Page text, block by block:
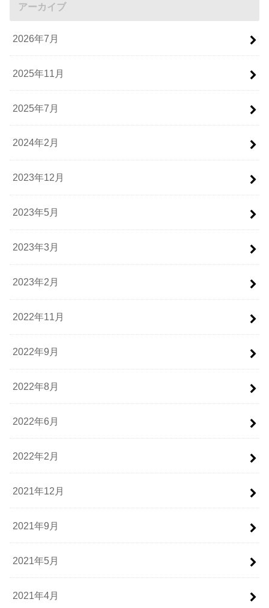
アーカイブ
2026年7月
2025年11月
2025年7月
2024年2月
2023年12月
2023年5月
2023年3月
2023年2月
2022年11月
2022年9月
2022年8月
2022年6月
2022年2月
2021年12月
2021年9月
2021年5月
2021年4月